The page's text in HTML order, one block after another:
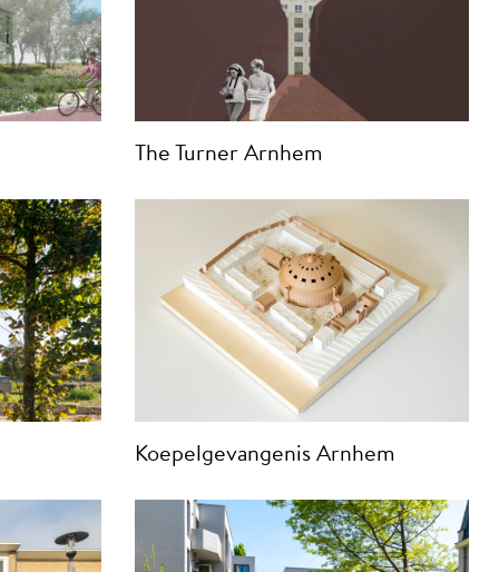
The Turner Arnhem
Koepelgevangenis Arnhem